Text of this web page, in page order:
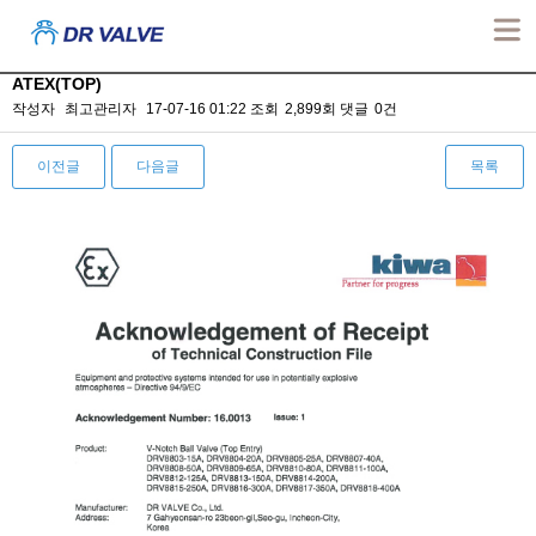
ATEX(TOP)
작성자 최고관리자 17-07-16 01:22 조회 2,899회 댓글 0건
이전글 다음글 목록